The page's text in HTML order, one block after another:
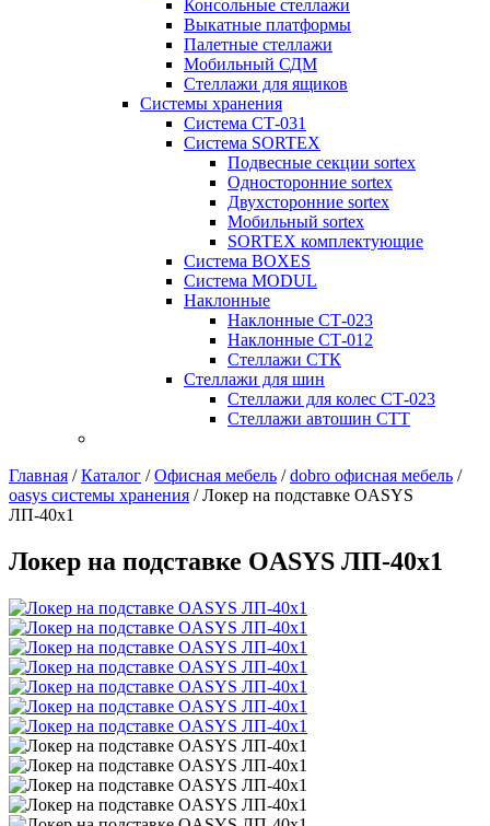
Консольные стеллажи
Выкатные платформы
Палетные стеллажи
Мобильный СДМ
Стеллажи для ящиков
Системы хранения
Система СТ-031
Система SORTEX
Подвесные секции sortex
Односторонние sortex
Двухсторонние sortex
Мобильный sortex
SORTEX комплектующие
Система BOXES
Система MODUL
Наклонные
Наклонные СТ-023
Наклонные СТ-012
Стеллажи СТК
Стеллажи для шин
Стеллажи для колес СТ-023
Стеллажи автошин СТТ
Главная /Каталог /Офисная мебель /dobro офисная мебель /
oasys системы хранения /Локер на подставке OASYS
ЛП-40х1
Локер на подставке OASYS ЛП-40х1